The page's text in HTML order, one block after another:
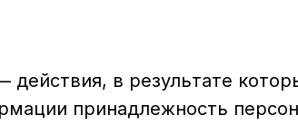
в результате
принадлежность